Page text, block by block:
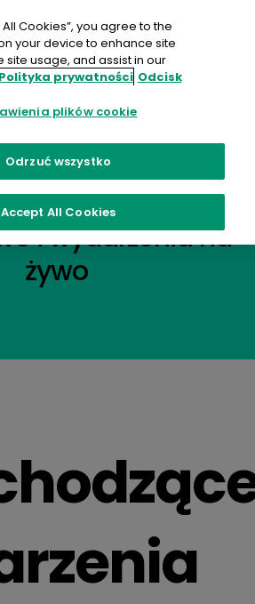
seminaria
i wydarzenia na
żywo
Cookies”, you agree to the
your device to enhance site
site usage, and assist in our
Polityka prywatności Odcisk
plików cookie
Odrzuć wszystko
Accept All Cookies